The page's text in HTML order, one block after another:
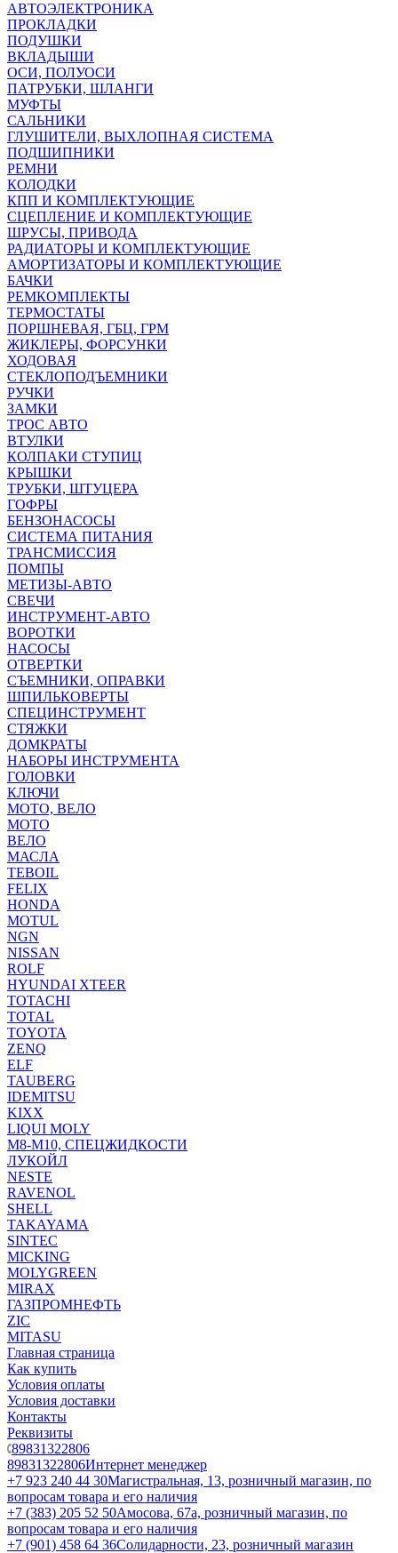
АВТОЭЛЕКТРОНИКА
ПРОКЛАДКИ
ПОДУШКИ
ВКЛАДЫШИ
ОСИ, ПОЛУОСИ
ПАТРУБКИ, ШЛАНГИ
МУФТЫ
САЛЬНИКИ
ГЛУШИТЕЛИ, ВЫХЛОПНАЯ СИСТЕМА
ПОДШИПНИКИ
РЕМНИ
КОЛОДКИ
КПП И КОМПЛЕКТУЮЩИЕ
СЦЕПЛЕНИЕ И КОМПЛЕКТУЮЩИЕ
ШРУСЫ, ПРИВОДА
РАДИАТОРЫ И КОМПЛЕКТУЮЩИЕ
АМОРТИЗАТОРЫ И КОМПЛЕКТУЮЩИЕ
БАЧКИ
РЕМКОМПЛЕКТЫ
ТЕРМОСТАТЫ
ПОРШНЕВАЯ, ГБЦ, ГРМ
ЖИКЛЕРЫ, ФОРСУНКИ
ХОДОВАЯ
СТЕКЛОПОДЪЕМНИКИ
РУЧКИ
ЗАМКИ
ТРОС АВТО
ВТУЛКИ
КОЛПАКИ СТУПИЦ
КРЫШКИ
ТРУБКИ, ШТУЦЕРА
ГОФРЫ
БЕНЗОНАСОСЫ
СИСТЕМА ПИТАНИЯ
ТРАНСМИССИЯ
ПОМПЫ
МЕТИЗЫ-АВТО
СВЕЧИ
ИНСТРУМЕНТ-АВТО
ВОРОТКИ
НАСОСЫ
ОТВЕРТКИ
СЪЕМНИКИ, ОПРАВКИ
ШПИЛЬКОВЕРТЫ
СПЕЦИНСТРУМЕНТ
СТЯЖКИ
ДОМКРАТЫ
НАБОРЫ ИНСТРУМЕНТА
ГОЛОВКИ
КЛЮЧИ
МОТО, ВЕЛО
МОТО
ВЕЛО
МАСЛА
TEBOIL
FELIX
HONDA
MOTUL
NGN
NISSAN
ROLF
HYUNDAI XTEER
TOTACHI
TOTAL
TOYOTA
ZENQ
ELF
TAUBERG
IDEMITSU
KIXX
LIQUI MOLY
М8-М10, СПЕЦЖИДКОСТИ
ЛУКОЙЛ
NESTE
RAVENOL
SHELL
TAKAYAMA
SINTEC
MICKING
MOLYGREEN
MIRAX
ГАЗПРОМНЕФТЬ
ZIC
MITASU
Главная страница
Как купить
Условия оплаты
Условия доставки
Контакты
Реквизиты
89831322806
89831322806Интернет менеджер
+7 923 240 44 30​Магистральная, 13, розничный магазин, по
вопросам товара и его наличия
+7 (383) 205 52 50Амосова, 67а, розничный магазин, по
вопросам товара и его наличия
+7 (901) 458 64 36Солидарности, 23, розничный магазин